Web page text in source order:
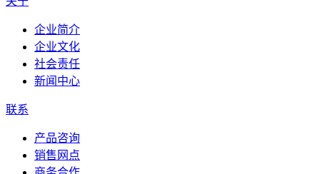
企业简介
企业文化
社会责任
新闻中心
联系
产品咨询
销售网点